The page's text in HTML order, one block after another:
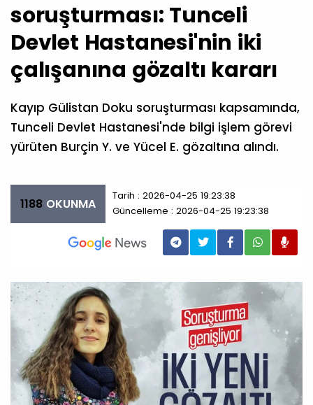
soruşturması: Tunceli
Devlet Hastanesi'nin iki
çalışanına gözaltı kararı
Kayıp Gülistan Doku soruşturması kapsamında,
Tunceli Devlet Hastanesi'nde bilgi işlem görevi
yürüten Burçin Y. ve Yücel E. gözaltına alındı.
1188 OKUNMA
Tarih : 2026-04-25 19:23:38
Güncelleme : 2026-04-25 19:23:38